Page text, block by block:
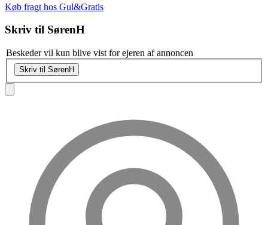
Køb fragt hos Gul&Gratis
Skriv til SørenH
Beskeder vil kun blive vist for ejeren af annoncen
Skriv til SørenH